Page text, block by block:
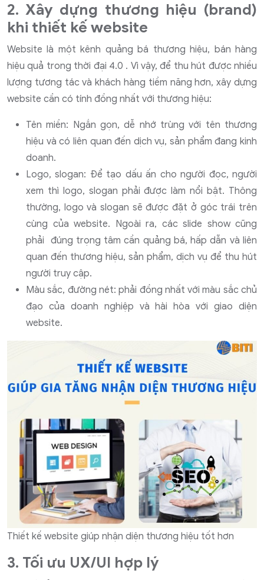
2. Xây dựng thương hiệu (brand)
khi thiết kế website
Website là một kênh quảng bá thương hiệu, bán hàng
hiệu quả trong thời đại 4.0 . Vì vậy, để thu hút được nhiều
lượng tương tác và khách hàng tiềm năng hơn, xây dựng
website cần có tính đồng nhất với thương hiệu:
Tên miền: Ngắn gọn, dễ nhớ trùng với tên thương
hiệu và có liên quan đến dịch vụ, sản phẩm đang kinh
doanh.
Logo, slogan: Để tạo dấu ấn cho người đọc, người
xem thì logo, slogan phải được làm nổi bật. Thông
thường, logo và slogan sẽ được đặt ở góc trái trên
cùng của website. Ngoài ra, các slide show cũng
phải đúng trọng tâm cần quảng bá, hấp dẫn và liên
quan đến thương hiệu, sản phẩm, dịch vụ để thu hút
người truy cập.
Màu sắc, đường nét: phải đồng nhất với màu sắc chủ
đạo của doanh nghiệp và hài hòa với giao diện
website.
Thiết kế website giúp nhận diện thương hiệu tốt hơn
3. Tối ưu UX/UI hợp lý